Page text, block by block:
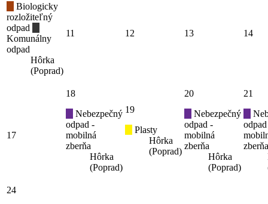
Biologicky
rozložiteľný
odpad
Komunálny
odpad
Hôrka
(Poprad)
11 12 13 14
17
18
Nebezpečný
odpad -
mobilná
zberňa
Hôrka
(Poprad)
19
Plasty
Hôrka
(Poprad)
20
Nebezpečný
odpad -
mobilná
zberňa
Hôrka
(Poprad)
21
zberňa
24